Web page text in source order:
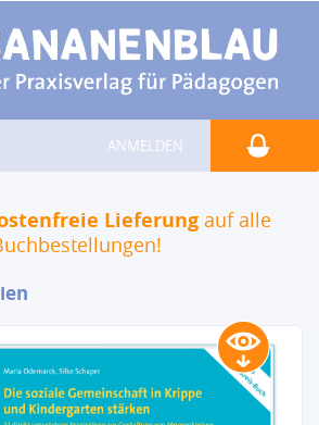
ANMELDEN
Lieferung auf alle